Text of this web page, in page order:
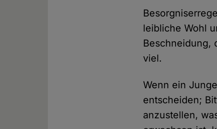
leibliche Wohl
Beschneidung,
viel.
Wenn ein
entscheiden;
anzustellen,